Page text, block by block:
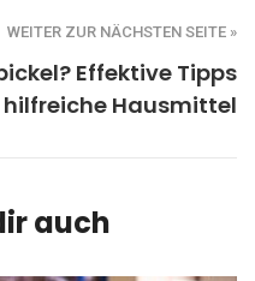
WEITER ZUR NÄCHSTEN SEITE »
Effektive Tipps
Hausmittel
auch